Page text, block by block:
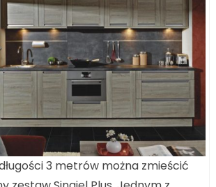
3 metrów można zmieścić